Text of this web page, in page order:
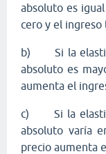
absoluto es
cero y el ingreso
b) Si la
absoluto es
aumenta el
c) Si la
absoluto varía
precio aumenta